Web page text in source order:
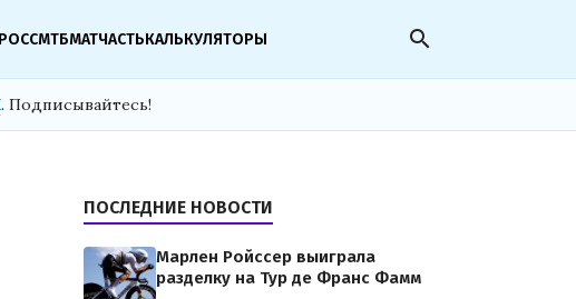
МТБМАТЧАСТЬКАЛЬКУЛЯТОРЫ search
. Подписывайтесь!
ПОСЛЕДНИЕ НОВОСТИ
Марлен Ройссер выиграла
разделку на Тур де Франс Фамм